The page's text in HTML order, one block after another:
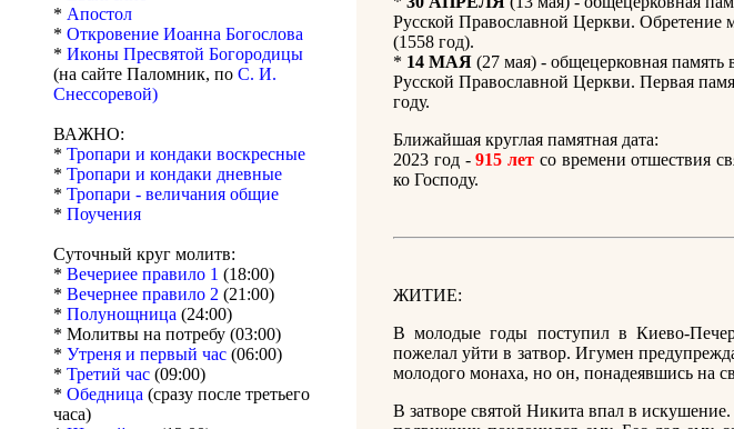
* Апостол
* Откровение Иоанна Богослова
* Иконы Пресвятой Богородицы
(на сайте Паломник, по С. И.
Снессоревой)
ВАЖНО:
* Тропари и кондаки воскресные
* Тропари и кондаки дневные
* Тропари - величания общие
* Поучения
Суточный круг молитв:
* Вечериее правило 1 (18:00)
* Вечернее правило 2 (21:00)
* Полунощница (24:00)
* Молитвы на потребу (03:00)
* Утреня и первый час (06:00)
* Третий час (09:00)
* Обедница (сразу после третьего
часа)
Русской Православной Церкви. Обретение
(1558 год).
* 14 МАЯ (27 мая) - общецерковная память
Русской Православной Церкви. Первая
году.
Ближайшая круглая памятная дата:
2023 год -915 лет со времени отшествия
ко Господу.
ЖИТИЕ:
В молодые годы поступил в Киево-
пожелал уйти в затвор. Игумен
молодого монаха, но он, понадеявшись на
В затворе святой Никита впал в